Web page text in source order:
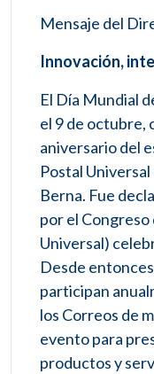
Mensaje del
Innovación,
El Día Mundial
el 9 de octubre,
aniversario del
Postal Universal
Berna. Fue
por el Congreso
Universal)
Desde
participan
los Correos de
evento para
productos y